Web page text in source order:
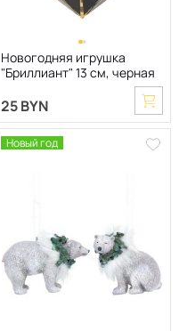
Новогодняя игрушка
"Бриллиант" 13 см, черная
25 BYN
Новый год